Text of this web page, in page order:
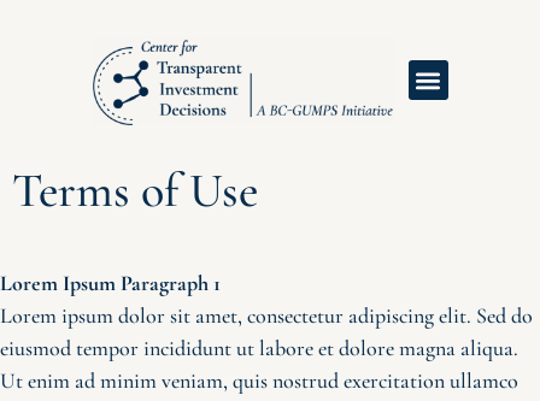
Terms of Use
Lorem Ipsum Paragraph 1
Lorem ipsum dolor sit amet, consectetur adipiscing elit. Sed do
eiusmod tempor incididunt ut labore et dolore magna aliqua.
Ut enim ad minim veniam, quis nostrud exercitation ullamco